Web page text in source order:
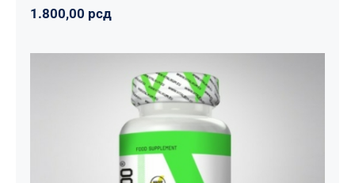
1.800,00 рсд
Tribulus 1000
Svi proizvodi Vitalikum